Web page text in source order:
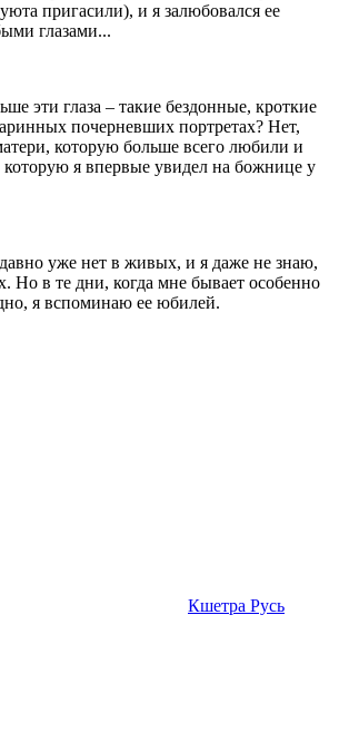
пригасили), и я залюбовался ее
глазами...
эти глаза – такие бездонные, кроткие
почерневших портретах? Нет,
которую больше всего любили и
я впервые увидел на божнице у
уже нет в живых, и я даже не знаю,
Но в те дни, когда мне бывает особенно
я вспоминаю ее юбилей.
Кшетра Русь